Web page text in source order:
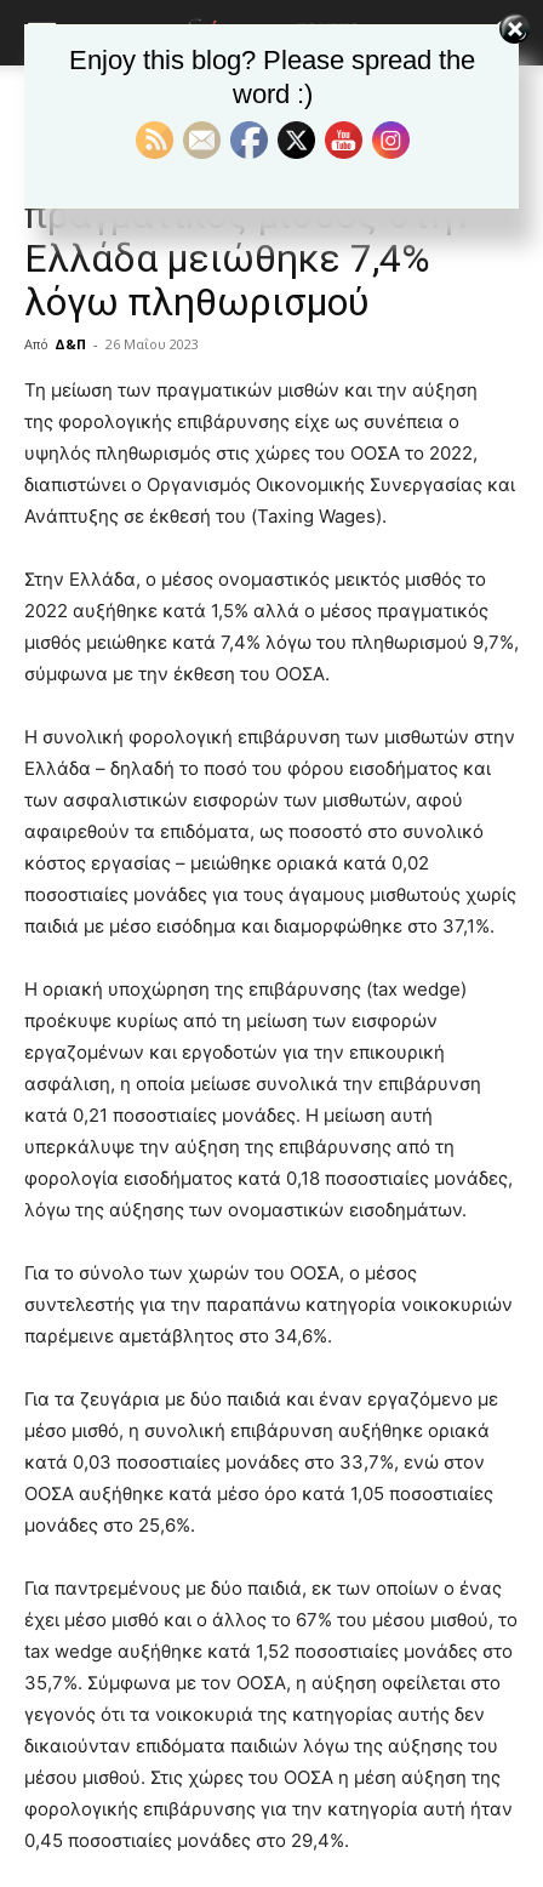
ΕΙΔΗΣΕΙΣ Ελλαδα
ΟΟΣΑ: Ο μέσος
πραγματικός μισθός στην
Ελλάδα μειώθηκε 7,4%
λόγω πληθωρισμού
Από Δ&Π - 26 Μαΐου 2023
blonde
lesbians
very
hot
cam
show.desi
lyons
teaches
you
the
pain.
pornhun
hd
Τη μείωση των πραγματικών μισθών και την αύξηση
της φορολογικής επιβάρυνσης είχε ως συνέπεια ο
υψηλός πληθωρισμός στις χώρες του ΟΟΣΑ το 2022,
διαπιστώνει ο Οργανισμός Οικονομικής Συνεργασίας και
Ανάπτυξης σε έκθεσή του (Taxing Wages).
Στην Ελλάδα, ο μέσος ονομαστικός μεικτός μισθός το
2022 αυξήθηκε κατά 1,5% αλλά ο μέσος πραγματικός
μισθός μειώθηκε κατά 7,4% λόγω του πληθωρισμού 9,7%,
σύμφωνα με την έκθεση του ΟΟΣΑ.
Η συνολική φορολογική επιβάρυνση των μισθωτών στην
Ελλάδα – δηλαδή το ποσό του φόρου εισοδήματος και
των ασφαλιστικών εισφορών των μισθωτών, αφού
αφαιρεθούν τα επιδόματα, ως ποσοστό στο συνολικό
κόστος εργασίας – μειώθηκε οριακά κατά 0,02
ποσοστιαίες μονάδες για τους άγαμους μισθωτούς χωρίς
παιδιά με μέσο εισόδημα και διαμορφώθηκε στο 37,1%.
Η οριακή υποχώρηση της επιβάρυνσης (tax wedge)
προέκυψε κυρίως από τη μείωση των εισφορών
εργαζομένων και εργοδοτών για την επικουρική
ασφάλιση, η οποία μείωσε συνολικά την επιβάρυνση
κατά 0,21 ποσοστιαίες μονάδες. Η μείωση αυτή
υπερκάλυψε την αύξηση της επιβάρυνσης από τη
φορολογία εισοδήματος κατά 0,18 ποσοστιαίες μονάδες,
λόγω της αύξησης των ονομαστικών εισοδημάτων.
Για το σύνολο των χωρών του ΟΟΣΑ, ο μέσος
συντελεστής για την παραπάνω κατηγορία νοικοκυριών
παρέμεινε αμετάβλητος στο 34,6%.
Για τα ζευγάρια με δύο παιδιά και έναν εργαζόμενο με
μέσο μισθό, η συνολική επιβάρυνση αυξήθηκε οριακά
κατά 0,03 ποσοστιαίες μονάδες στο 33,7%, ενώ στον
ΟΟΣΑ αυξήθηκε κατά μέσο όρο κατά 1,05 ποσοστιαίες
μονάδες στο 25,6%.
Για παντρεμένους με δύο παιδιά, εκ των οποίων ο ένας
έχει μέσο μισθό και ο άλλος το 67% του μέσου μισθού, το
tax wedge αυξήθηκε κατά 1,52 ποσοστιαίες μονάδες στο
35,7%. Σύμφωνα με τον ΟΟΣΑ, η αύξηση οφείλεται στο
γεγονός ότι τα νοικοκυριά της κατηγορίας αυτής δεν
δικαιούνταν επιδόματα παιδιών λόγω της αύξησης του
μέσου μισθού. Στις χώρες του ΟΟΣΑ η μέση αύξηση της
φορολογικής επιβάρυνσης για την κατηγορία αυτή ήταν
0,45 ποσοστιαίες μονάδες στο 29,4%.
Enjoy this blog? Please spread the
word :)